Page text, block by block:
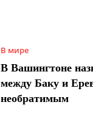
В мире
В Вашингтоне
между Баку и
необратимым